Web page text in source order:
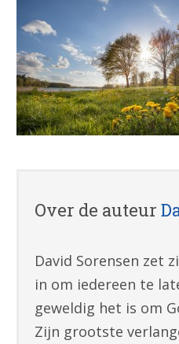
Over de auteur
David Sorensen zet
in om iedereen te
geweldig het is om
Zijn grootste